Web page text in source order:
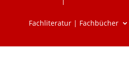
Fachliteratur | Fachbücher